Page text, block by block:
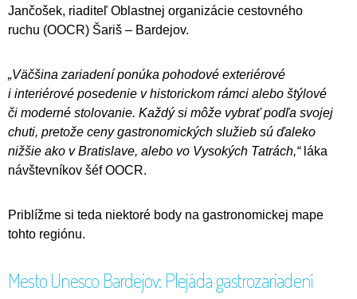
Jančošek, riaditeľ Oblastnej organizácie cestovného
ruchu (OOCR) Šariš – Bardejov.
„Väčšina zariadení ponúka pohodové exteriérové
i interiérové posedenie v historickom rámci alebo štýlové
či moderné stolovanie. Každý si môže vybrať podľa svojej
chuti, pretože ceny gastronomických služieb sú ďaleko
nižšie ako v Bratislave, alebo vo Vysokých Tatrách,“láka
návštevníkov šéf OOCR.
Priblížme si teda niektoré body na gastronomickej mape
tohto regiónu.
Mesto Unesco Bardejov: Plejáda gastrozariadení